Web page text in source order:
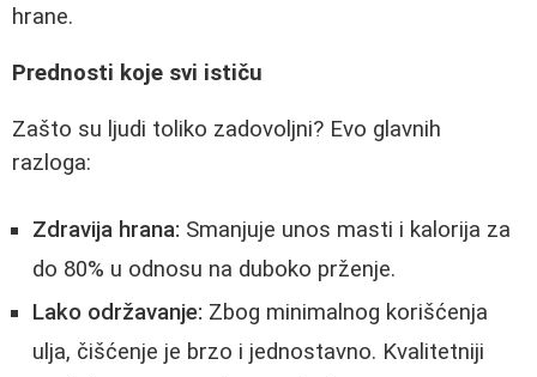
hrane.
Prednosti koje svi ističu
Zašto su ljudi toliko zadovoljni? Evo glavnih
razloga:
Zdravija hrana: Smanjuje unos masti i kalorija za
do 80% u odnosu na duboko prženje.
Lako održavanje: Zbog minimalnog korišćenja
ulja, čišćenje je brzo i jednostavno. Kvalitetniji